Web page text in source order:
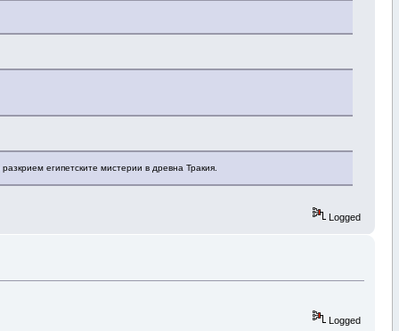
египетските мистерии в древна Тракия.
Logged
Logged